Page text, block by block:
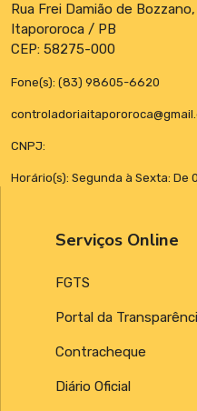
Rua Frei Damião de
Itapororoca / PB
CEP: 58275-000
Fone(s): (83) 98605-6620
CNPJ:
Horário(s): Segunda à Sexta: De
Serviços Online
FGTS
Portal da
Contracheque
Diário Oficial